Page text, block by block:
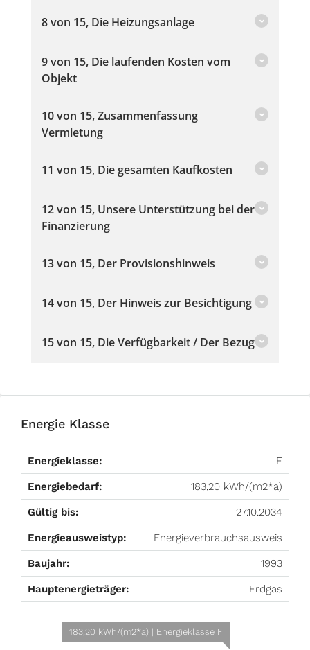
8 von 15, Die Heizungsanlage
9 von 15, Die laufenden Kosten vom
Objekt
10 von 15, Zusammenfassung
Vermietung
11 von 15, Die gesamten Kaufkosten
12 von 15, Unsere Unterstützung bei der
Finanzierung
13 von 15, Der Provisionshinweis
14 von 15, Der Hinweis zur Besichtigung
15 von 15, Die Verfügbarkeit / Der Bezug
Energie Klasse
Energieklasse: F
Energiebedarf: 183,20 kWh/(m2*a)
Gültig bis: 27.10.2034
Energieausweistyp: Energieverbrauchsausweis
Baujahr: 1993
Hauptenergieträger: Erdgas
183,20 kWh/(m2*a) | Energieklasse F